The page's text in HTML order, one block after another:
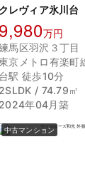
クレヴィア氷川台
9,980万円
馬区羽沢３丁目
京メトロ有楽町
台駅 徒歩10分
2SLDK / 74.79㎡
2024年04月築
中古マンション